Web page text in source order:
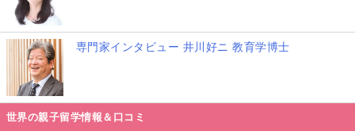
専門家インタビュー 井川好ニ 教育学博士
世界の親子留学情報＆口コミ